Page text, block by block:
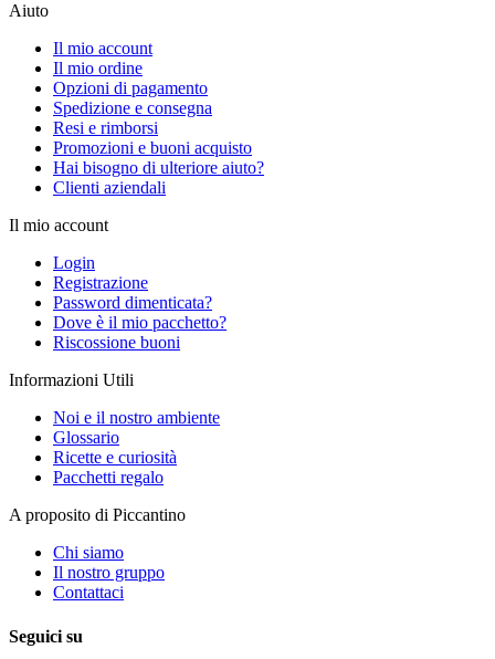
Aiuto
Il mio account
Il mio ordine
Opzioni di pagamento
Spedizione e consegna
Resi e rimborsi
Promozioni e buoni acquisto
Hai bisogno di ulteriore aiuto?
Clienti aziendali
Il mio account
Login
Registrazione
Password dimenticata?
Dove è il mio pacchetto?
Riscossione buoni
Informazioni Utili
Noi e il nostro ambiente
Glossario
Ricette e curiosità
Pacchetti regalo
A proposito di Piccantino
Chi siamo
Il nostro gruppo
Contattaci
Seguici su